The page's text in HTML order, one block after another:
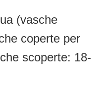
(vasche
coperte per
scoperte: 18-